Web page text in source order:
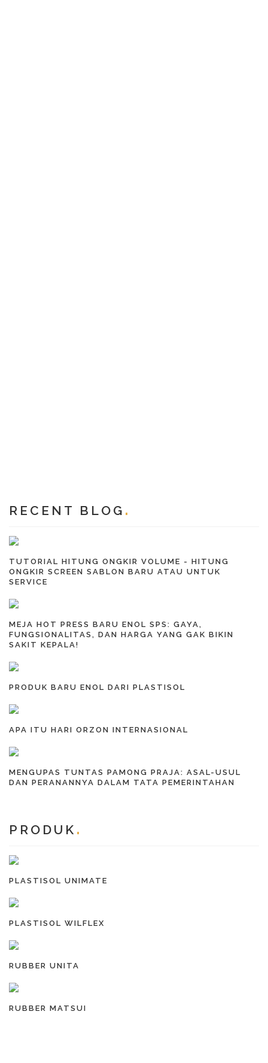
RECENT BLOG
TUTORIAL HITUNG ONGKIR VOLUME - HITUNG
ONGKIR SCREEN SABLON BARU ATAU UNTUK
SERVICE
MEJA HOT PRESS BARU ENOL SPS: GAYA,
FUNGSIONALITAS, DAN HARGA YANG GAK BIKIN
SAKIT KEPALA!
PRODUK BARU ENOL DARI PLASTISOL
APA ITU HARI ORZON INTERNASIONAL
MENGUPAS TUNTAS PAMONG PRAJA: ASAL-USUL
DAN PERANANNYA DALAM TATA PEMERINTAHAN
PRODUK
PLASTISOL UNIMATE
PLASTISOL WILFLEX
RUBBER UNITA
RUBBER MATSUI